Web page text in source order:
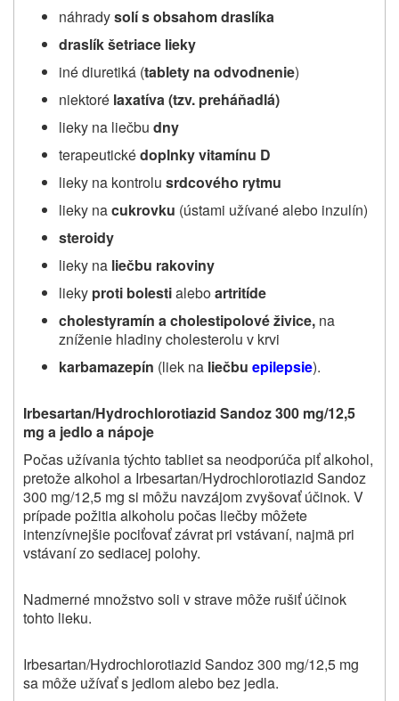
náhradysolí s obsahom draslíka
draslík šetriace lieky
iné diuretiká (tablety na odvodnenie)
niektoré laxatíva (tzv. preháňadlá)
lieky na liečbu dny
terapeutickédoplnky vitamínu D
lieky na kontrolu srdcového rytmu
lieky nacukrovku (ústami užívané alebo inzulín)
steroidy
lieky na liečbu rakoviny
lieky proti bolestialeboartritíde
cholestyramín a cholestipolové živice, na
zníženie hladiny cholesterolu v krvi
karbamazepín (liek na liečbu epilepsie).
Irbesartan/Hydrochlorotiazid Sandoz 300 mg/12,5
mg a jedlo a nápoje
Počas užívania týchto tabliet sa neodporúča piť alkohol,
pretože alkohol a Irbesartan/Hydrochlorotiazid Sandoz
300 mg/12,5 mg si môžu navzájom zvyšovať účinok. V
prípade požitia alkoholu počas liečby môžete
intenzívnejšie pociťovať závrat pri vstávaní, najmä pri
vstávaní zo sediacej polohy.
Nadmerné množstvo soli v strave môže rušiť účinok
tohto lieku.
Irbesartan/Hydrochlorotiazid Sandoz 300 mg/12,5 mg
sa môže užívať s jedlom alebo bez jedla.